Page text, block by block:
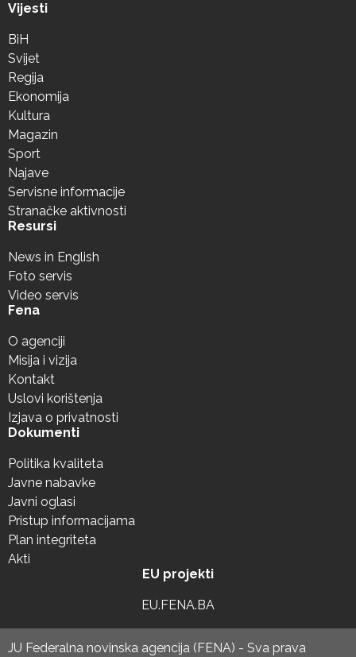
Vijesti
BiH
Svijet
Regija
Ekonomija
Kultura
Magazin
Sport
Najave
Servisne informacije
Stranačke aktivnosti
Resursi
News in English
Foto servis
Video servis
Fena
O agenciji
Misija i vizija
Kontakt
Uslovi korištenja
Izjava o privatnosti
Dokumenti
Politika kvaliteta
Javne nabavke
Javni oglasi
Pristup informacijama
Plan integriteta
Akti
EU projekti
EU.FENA.BA
JU Federalna novinska agencija (FENA) - Sva prava